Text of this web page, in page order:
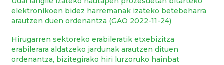
elektronikoen bidez harremanak izateko betebeharra
arautzen duen ordenantza (GAO 2022-11-24)
Hirugarren sektoreko erabileratik etxebizitza
erabilerara aldatzeko jardunak arautzen dituen
ordenantza, bizitegirako hiri lurzoruko hainbat